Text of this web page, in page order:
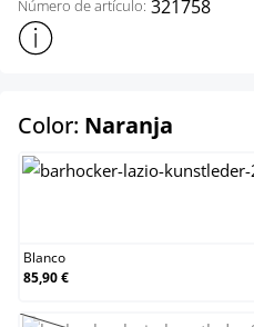
Número de artículo: 321758
Mostrar más información sobre
Color: Naranja
Blanco
85,90 €